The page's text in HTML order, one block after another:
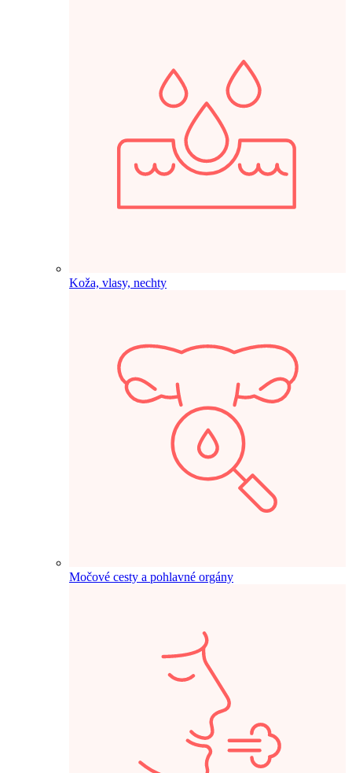
Koža, vlasy, nechty
Močové cesty a pohlavné orgány